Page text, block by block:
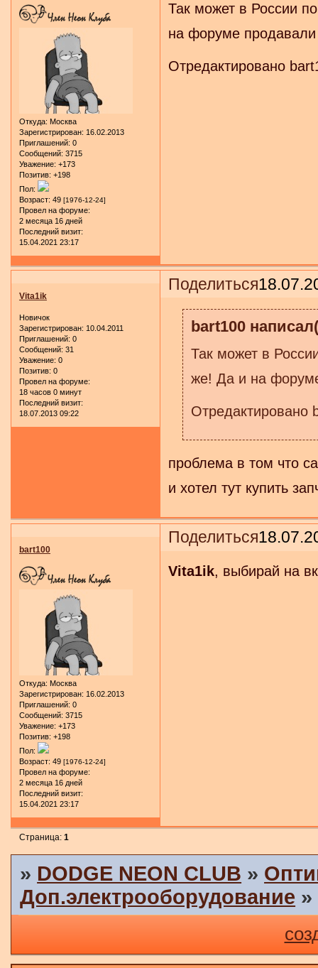
Откуда: Москва
Зарегистрирован: 16.02.2013
Приглашений: 0
Сообщений: 3715
Уважение: +173
Позитив: +198
Пол:
Возраст: 49 [1976-12-24]
Провел на форуме:
2 месяца 16 дней
Последний визит:
15.04.2021 23:17
Так может в России
на форуме
Отредактировано
Поделиться
Vita1ik
Новичок
Зарегистрирован: 10.04.2011
Приглашений: 0
Сообщений: 31
Уважение: 0
Позитив: 0
Провел на форуме:
18 часов 0 минут
Последний визит:
18.07.2013 09:22
bart100
Так может в
же! Да и на
Отредактировано
проблема в том что
и хотел тут купить
Поделиться
bart100
Откуда: Москва
Зарегистрирован: 16.02.2013
Приглашений: 0
Сообщений: 3715
Уважение: +173
Позитив: +198
Пол:
Возраст: 49 [1976-12-24]
Провел на форуме:
2 месяца 16 дней
Последний визит:
15.04.2021 23:17
Vita1ik, выбирай на
Страница:1
» DODGE NEON CLUB »
Доп.электрооборудование »